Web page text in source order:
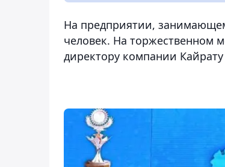
На предприятии,
человек. На торжественном
директору компании